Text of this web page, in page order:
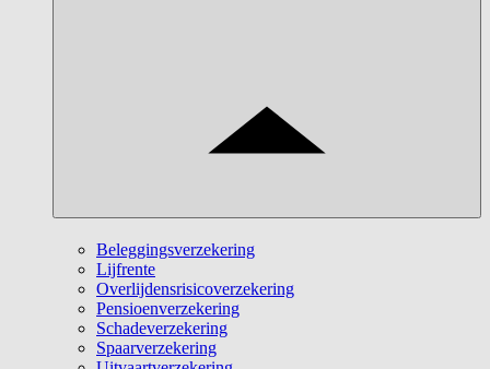
Beleggingsverzekering
Lijfrente
Overlijdensrisicoverzekering
Pensioenverzekering
Schadeverzekering
Spaarverzekering